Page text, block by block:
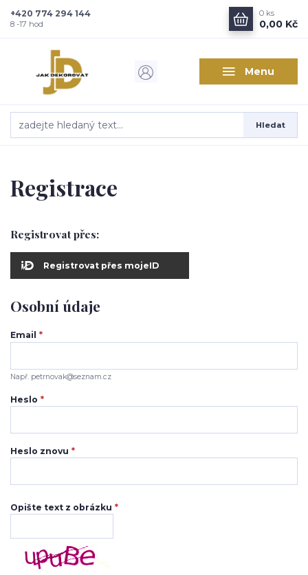
Menu
Hledat
+420 774 294 144
8 -17 hod
0 ks
0,00 Kč
Registrace
Registrovat přes:
Registrovat přes mojeID
Osobní údaje
Email *
Např. petrnovak@seznam.cz
Heslo *
Heslo znovu *
Opište text z obrázku *